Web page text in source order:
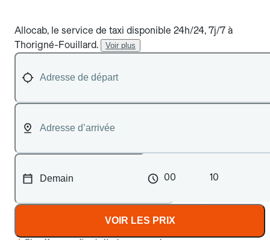
Allocab, le service de taxi disponible 24h/24, 7j/7 à
Thorigné-Fouillard.
Voir plus
00 10
VOIR LES PRIX